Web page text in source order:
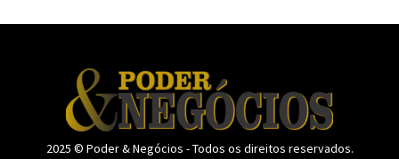
2025 © Poder & Negócios - Todos os direitos reservados.